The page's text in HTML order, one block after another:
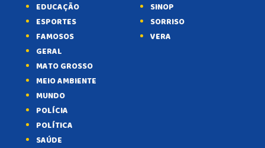
EDUCAÇÃO
ESPORTES
FAMOSOS
GERAL
MATO GROSSO
MEIO AMBIENTE
MUNDO
POLÍCIA
POLÍTICA
SAÚDE
SINOP
SORRISO
VERA